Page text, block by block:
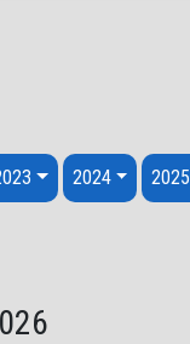
к содержанию
2024 2025